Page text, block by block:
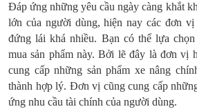
Đáp ứng những yêu cầu ngày càng khắt
lớn của người dùng, hiện nay các đơn vị
đứng lái khá nhiều. Bạn có thể lựa
mua sản phẩm này. Bởi lẽ đây là đơn vị
cung cấp những sản phẩm xe nâng
thành hợp lý. Đơn vị cũng cung cấp
ứng nhu cầu tài chính của người dùng.